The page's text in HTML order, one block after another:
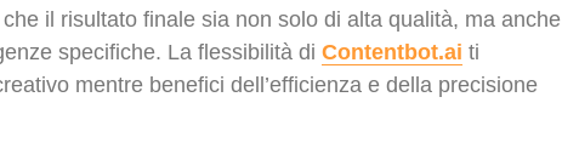
il risultato finale sia non solo di alta qualità, ma anche
specifiche. La flessibilità di Contentbot.ai ti
mentre benefici dell’efficienza e della precisione